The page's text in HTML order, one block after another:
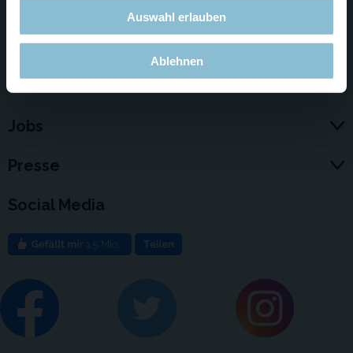
Auswahl erlauben
Ablehnen
Service & Kontakt
Für Firmen
Jobs
Presse
Social Media